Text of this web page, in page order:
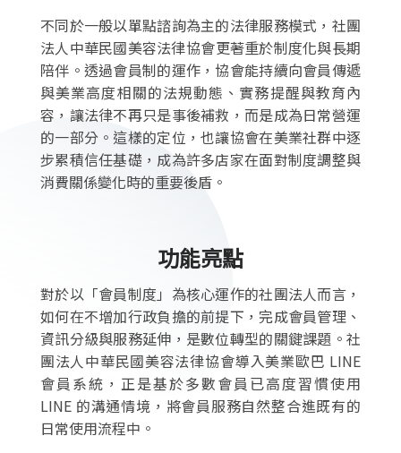
不同於一般以單點諮詢為主的法律服務模式，社團
法人中華民國美容法律協會​更著重於制度化與長期
陪伴。透過會員制的運作，協會能持續向會員傳遞
與美業高度相關的法規動態、實務提醒與教育內
容，讓法律不再只是事後補救，而是成為日常營運
的一部分。這樣的定位，也讓協會在美業社群中逐
步累積信任基礎，成為許多店家在面對制度調整與
消費關係變化時的重要後盾。
功能亮點
對於以「會員制度」為核心運作的社團法人而言，
如何在不增加行政負擔的前提下，完成會員管理、
資訊分級與服務延伸，是數位轉型的關鍵課題。社
團法人中華民國美容法律協會​導入美業歐巴 LINE
會員系統，正是基於多數會員已高度習慣使用
LINE 的溝通情境，將會員服務自然整合進既有的
日常使用流程中。